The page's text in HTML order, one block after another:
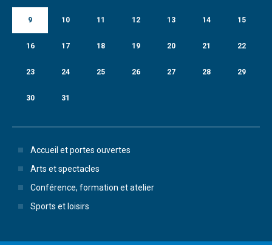
9 10 11 12 13 14 15
16 17 18 19 20 21 22
23 24 25 26 27 28 29
30 31
Accueil et portes ouvertes
Arts et spectacles
Conférence, formation et atelier
Sports et loisirs